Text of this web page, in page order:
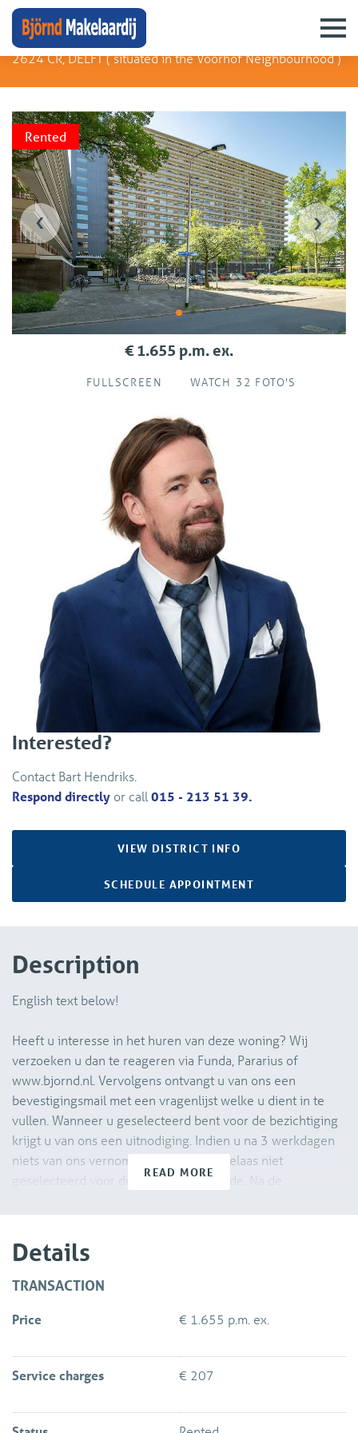
Arthur van Schendelplein 56
2624 CR, DELFT (situated in the Voorhof Neighbourhood)
Rented
‹ ›
€ 1.655 p.m. ex.
FULLSCREEN WATCH 32 FOTO'S
Interested?
Contact Bart Hendriks.
Respond directly or call 015 - 213 51 39.
VIEW DISTRICT INFO
SCHEDULE APPOINTMENT
Description
English text below!
Heeft u interesse in het huren van deze woning? Wij
verzoeken u dan te reageren via Funda, Pararius of
www.bjornd.nl. Vervolgens ontvangt u van ons een
bevestigingsmail met een vragenlijst welke u dient in te
vullen. Wanneer u geselecteerd bent voor de bezichtiging
krijgt u van ons een uitnodiging. Indien u na 3 werkdagen
niets van ons vernomen heeft bent u helaas niet
geselecteerd voor de bezichtigingsronde. Na de
weten of u daadwerkelijk interesse heeft om de woning te
huren. Wij zullen uw verzoek aan de verhuurder
voorleggen.
balkon en eigen berging in de onderbouw, gelegen in de
opzichte van het winkelcentrum 'In de Hoven' en het
openbaar vervoer. Er is een goede aansluiting met de
READ MORE
Details
TRANSACTION
Price € 1.655 p.m. ex.
Service charges € 207